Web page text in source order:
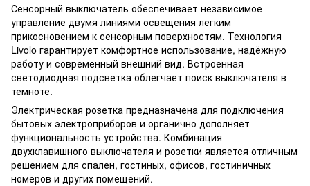
Сенсорный выключатель обеспечивает независимое
управление двумя линиями освещения лёгким
прикосновением к сенсорным поверхностям. Технология
Livolo гарантирует комфортное использование, надёжную
работу и современный внешний вид. Встроенная
светодиодная подсветка облегчает поиск выключателя в
темноте.
Электрическая розетка предназначена для подключения
бытовых электроприборов и органично дополняет
функциональность устройства. Комбинация
двухклавишного выключателя и розетки является отличным
решением для спален, гостиных, офисов, гостиничных
номеров и других помещений.